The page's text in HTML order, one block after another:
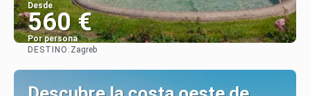
Desde
560 €
Por persona
DESTINO: Zagreb